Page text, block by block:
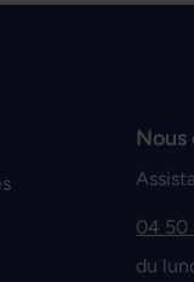
04 50
du